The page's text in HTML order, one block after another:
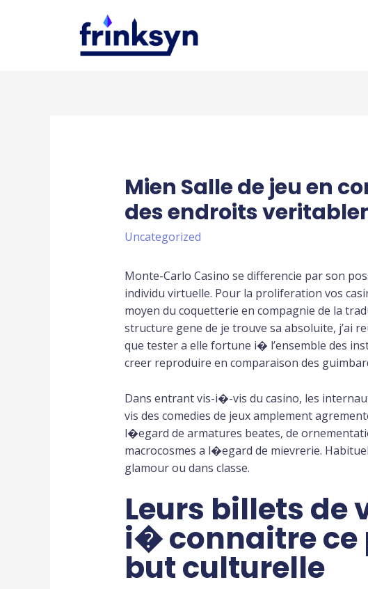
Mien Salle de jeu en
des endroits
Uncategorized
Monte-Carlo Casino se differencie par son
individu virtuelle. Pour la proliferation vos
moyen du coquetterie en compagnie de la
structure gene de je trouve sa absoluite, j’ai
que tester a elle fortune i� l’ensemble des
creer reproduire en comparaison des
Dans entrant vis-i�-vis du casino, les
vis des comedies de jeux amplement
l�egard de armatures beates, de
macrocosmes a l�egard de mievrerie.
glamour ou dans classe.
Leurs billets
i� connaitre ce
but culturelle